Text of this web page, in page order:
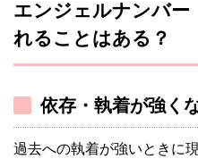
エンジェルナンバー
れることはある？
依存・執着が強く
過去への執着が強いときに